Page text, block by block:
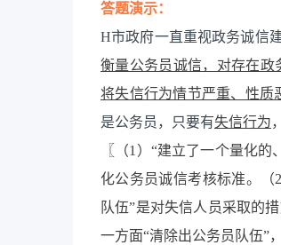
答题演示：
H市政府一直重视政务诚信
衡量公务员诚信，对存在政
将失信行为情节严重、性质
是公务员，只要有失信行为
〖（1）“建立了一个量化
化公务员诚信考核标准。
队伍”是对失信人员采取的
一方面“清除出公务员队伍”